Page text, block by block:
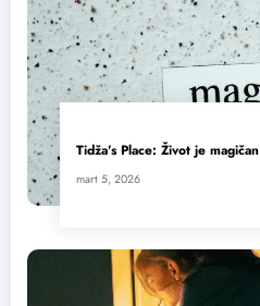
Tidža’s Place: Život je magičan
mart 5, 2026